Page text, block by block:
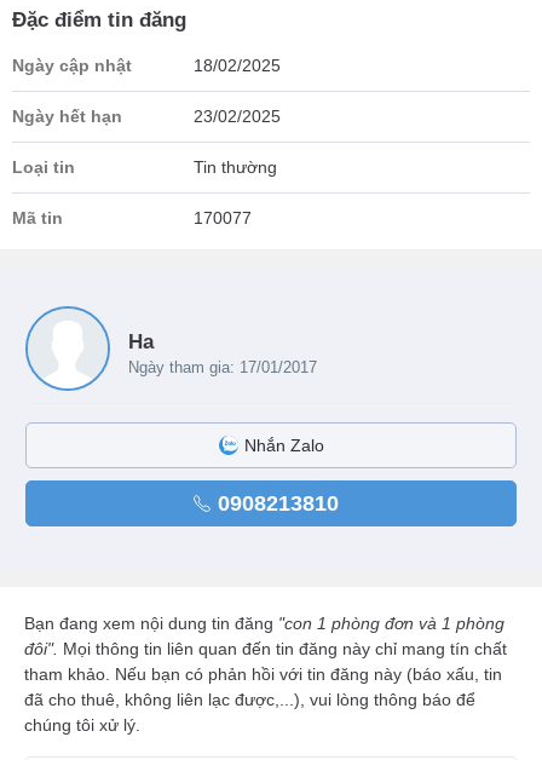
Đặc điểm tin đăng
Ngày cập nhật 18/02/2025
Ngày hết hạn 23/02/2025
Loại tin Tin thường
Mã tin 170077
Ha
Ngày tham gia: 17/01/2017
Nhắn Zalo
0908213810
Bạn đang xem nội dung tin đăng "con 1 phòng đơn và 1 phòng
đôi". Mọi thông tin liên quan đến tin đăng này chỉ mang tín chất
tham khảo. Nếu bạn có phản hồi với tin đăng này (báo xấu, tin
đã cho thuê, không liên lạc được,...), vui lòng thông báo để
chúng tôi xử lý.